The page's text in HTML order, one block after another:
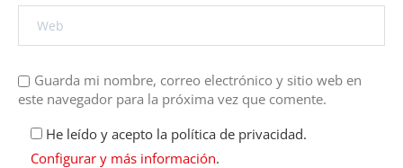
Guarda mi nombre, correo electrónico y sitio web en
este navegador para la próxima vez que comente.
He leído y acepto la política de privacidad.
Configurar y más información.